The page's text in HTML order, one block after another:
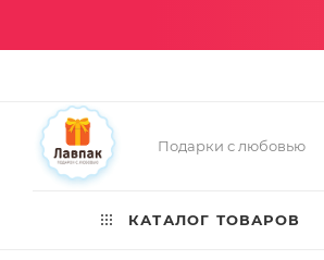
Подарки с любовью
КАТАЛОГ ТОВАРОВ